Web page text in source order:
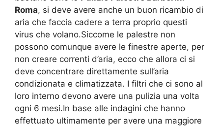
Roma, si deve avere anche un buon ricambio di
aria che faccia cadere a terra proprio questi
virus che volano.Siccome le palestre non
possono comunque avere le finestre aperte, per
non creare correnti d’aria, ecco che allora ci si
deve concentrare direttamente sull’aria
condizionata e climatizzata. I filtri che ci sono al
loro interno devono avere una pulizia una volta
ogni 6 mesi.In base alle indagini che hanno
effettuato ultimamente per avere una maggiore